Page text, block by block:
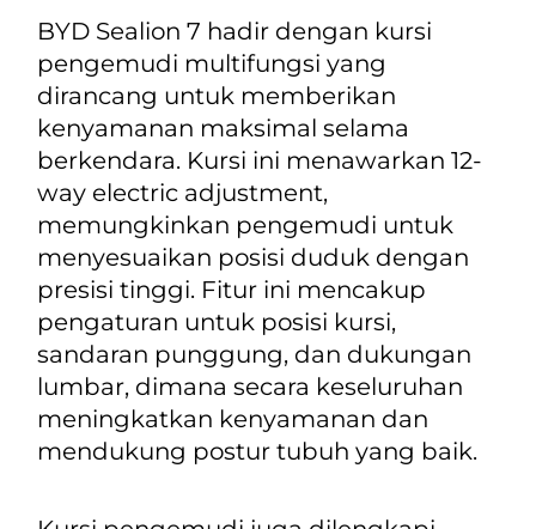
BYD Sealion 7 hadir dengan kursi
pengemudi multifungsi yang
dirancang untuk memberikan
kenyamanan maksimal selama
berkendara. Kursi ini menawarkan12-
way electric adjustment,
memungkinkan pengemudi untuk
menyesuaikan posisi duduk dengan
presisi tinggi. Fitur ini mencakup
pengaturan untuk posisi kursi,
sandaran punggung, dan dukungan
lumbar, dimana secara keseluruhan
meningkatkan kenyamanan dan
mendukung postur tubuh yang baik.